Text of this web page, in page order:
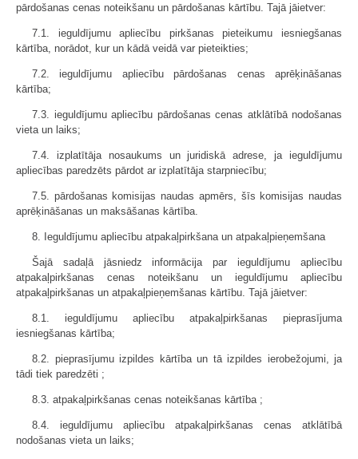
pārdošanas cenas noteikšanu un pārdošanas kārtību. Tajā jāietver:
7.1. ieguldījumu apliecību pirkšanas pieteikumu iesniegšanas
kārtība, norādot, kur un kādā veidā var pieteikties;
7.2. ieguldījumu apliecību pārdošanas cenas aprēķināšanas
kārtība;
7.3. ieguldījumu apliecību pārdošanas cenas atklātībā nodošanas
vieta un laiks;
7.4. izplatītāja nosaukums un juridiskā adrese, ja ieguldījumu
apliecības paredzēts pārdot ar izplatītāja starpniecību;
7.5. pārdošanas komisijas naudas apmērs, šīs komisijas naudas
aprēķināšanas un maksāšanas kārtība.
8. Ieguldījumu apliecību atpakaļpirkšana un atpakaļpieņemšana
Šajā sadaļā jāsniedz informācija par ieguldījumu apliecību
atpakaļpirkšanas cenas noteikšanu un ieguldījumu apliecību
atpakaļpirkšanas un atpakaļpieņemšanas kārtību. Tajā jāietver:
8.1. ieguldījumu apliecību atpakaļpirkšanas pieprasījuma
iesniegšanas kārtība;
8.2. pieprasījumu izpildes kārtība un tā izpildes ierobežojumi, ja
tādi tiek paredzēti ;
8.3. atpakaļpirkšanas cenas noteikšanas kārtība ;
8.4. ieguldījumu apliecību atpakaļpirkšanas cenas atklātībā
nodošanas vieta un laiks;